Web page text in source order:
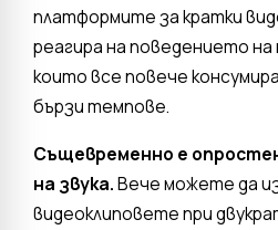
платформите за кратки
реагира на поведението
които все повече
бързи темпове.
Същевременно е
на звука.Вече можете да
видеоклиповете при